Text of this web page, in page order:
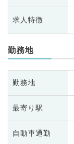
求人特徴
勤務地
勤務地
最寄り駅
自動車通勤